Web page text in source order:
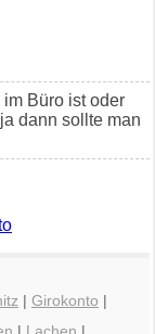
Büro ist oder
dann sollte man
| Girokonto |
| Lachen |